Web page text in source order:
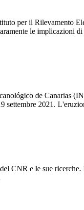
per il Rilevamento
le implicazioni
de Canarias
settembre 2021.
CNR e le sue